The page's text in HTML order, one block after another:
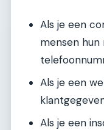
Als je een
mensen hun
Als je een
Als je een